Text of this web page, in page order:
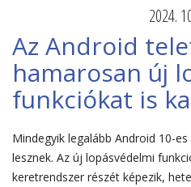
2024.
Az Android
hamarosan új
funkciókat is
Mindegyik legalább Android 10-
lesznek. Az új lopásvédelmi
keretrendszer részét képezik,